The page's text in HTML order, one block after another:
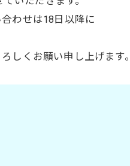
わせは18日以降に
しくお願い申し上げます。